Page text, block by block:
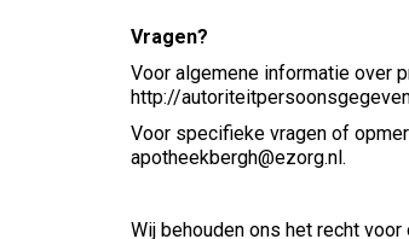
Vragen?
Voor algemene informatie over
http://
Voor specifieke vragen of
apotheekbergh@ezorg.nl.
Wij behouden ons het recht